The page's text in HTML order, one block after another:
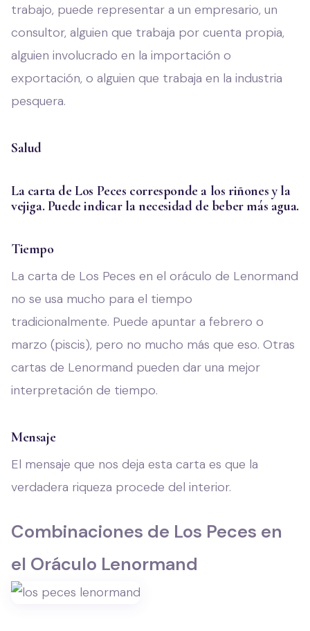
trabajo, puede representar a un empresario, un
consultor, alguien que trabaja por cuenta propia,
alguien involucrado en la importación o
exportación, o alguien que trabaja en la industria
pesquera.
Salud
La carta de Los Peces corresponde a los riñones y la
vejiga. Puede indicar la necesidad de beber más agua.
Tiempo
La carta de Los Peces en el oráculo de Lenormand
no se usa mucho para el tiempo
tradicionalmente. Puede apuntar a febrero o
marzo (piscis), pero no mucho más que eso. Otras
cartas de Lenormand pueden dar una mejor
interpretación de tiempo.
Mensaje
El mensaje que nos deja esta carta es que la
verdadera riqueza procede del interior.
Combinaciones de Los Peces en
el Oráculo Lenormand